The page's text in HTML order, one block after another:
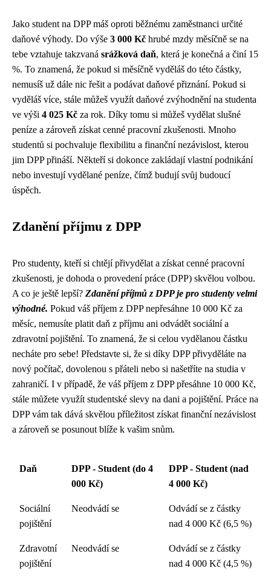
Jako student na DPP máš oproti běžnému zaměstnanci určité
daňové výhody. Do výše 3 000 Kč hrubé mzdy měsíčně se na
tebe vztahuje takzvaná srážková daň, která je konečná a činí 15
%. To znamená, že pokud si měsíčně vyděláš do této částky,
nemusíš už dále nic řešit a podávat daňové přiznání. Pokud si
vyděláš více, stále můžeš využít daňové zvýhodnění na studenta
ve výši 4 025 Kč za rok. Díky tomu si můžeš vydělat slušné
peníze a zároveň získat cenné pracovní zkušenosti. Mnoho
studentů si pochvaluje flexibilitu a finanční nezávislost, kterou
jim DPP přináší. Někteří si dokonce zakládají vlastní podnikání
nebo investují vydělané peníze, čímž budují svůj budoucí
úspěch.
Zdanění příjmu z DPP
Pro studenty, kteří si chtějí přivydělat a získat cenné pracovní
zkušenosti, je dohoda o provedení práce (DPP) skvělou volbou.
A co je ještě lepší? Zdanění příjmů z DPP je pro studenty velmi
výhodné. Pokud váš příjem z DPP nepřesáhne 10 000 Kč za
měsíc, nemusíte platit daň z příjmu ani odvádět sociální a
zdravotní pojištění. To znamená, že si celou vydělanou částku
necháte pro sebe! Představte si, že si díky DPP přivyděláte na
nový počítač, dovolenou s přáteli nebo si našetříte na studia v
zahraničí. I v případě, že váš příjem z DPP přesáhne 10 000 Kč,
stále můžete využít studentské slevy na dani a pojištění. Práce na
DPP vám tak dává skvělou příležitost získat finanční nezávislost
a zároveň se posunout blíže k vašim snům.
Daň
DPP - Student (do 4
000 Kč)
DPP - Student (nad
4 000 Kč)
Sociální
pojištění
Neodvádí se
Odvádí se z částky
nad 4 000 Kč (6,5 %)
Zdravotní
pojištění
Neodvádí se
Odvádí se z částky
nad 4 000 Kč (4,5 %)